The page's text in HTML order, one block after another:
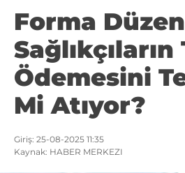
Forma
Ödemesini
Mi Atıyor?
Giriş: 25-08-2025 11:35
Kaynak: HABER MERKEZI